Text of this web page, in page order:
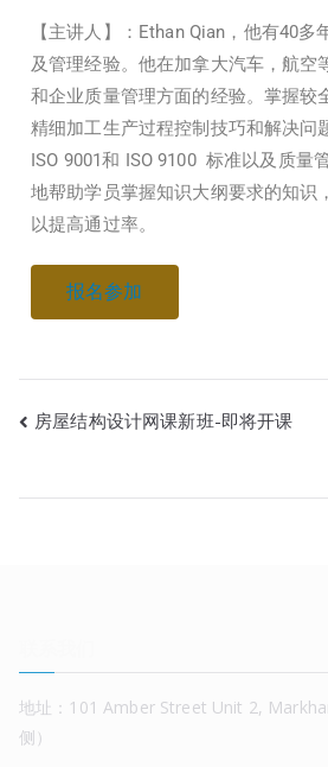
【主讲人】：Ethan Qian，他有40
及管理经验。他在加拿大汽车，航空
和企业质量管理方面的经验。掌握较
精细加工生产过程控制技巧和解决问
ISO 9001和 ISO 9100 标准以及质量
地帮助学员掌握知识大纲要求的知识
以提高通过率。
报名参加
房屋结构设计网课新班-即将开课
地址：101 Amber Street Unit 2,
侧）